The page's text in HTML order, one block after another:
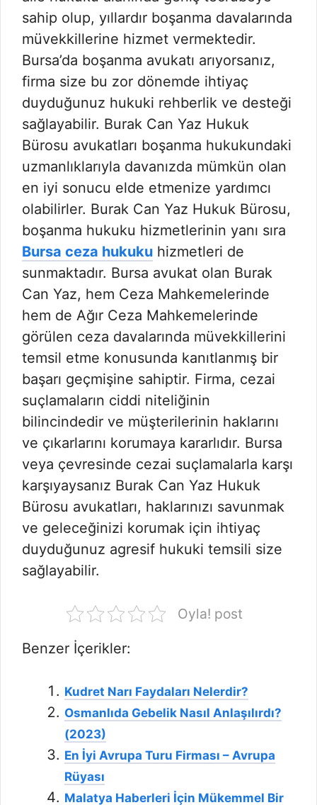
sahip olup, yıllardır boşanma davalarında
müvekkillerine hizmet vermektedir.
Bursa’da boşanma avukatı arıyorsanız,
firma size bu zor dönemde ihtiyaç
duyduğunuz hukuki rehberlik ve desteği
sağlayabilir. Burak Can Yaz Hukuk
Bürosu avukatları boşanma hukukundaki
uzmanlıklarıyla davanızda mümkün olan
en iyi sonucu elde etmenize yardımcı
olabilirler. Burak Can Yaz Hukuk Bürosu,
boşanma hukuku hizmetlerinin yanı sıra
Bursa ceza hukuku hizmetleri de
sunmaktadır. Bursa avukat olan Burak
Can Yaz, hem Ceza Mahkemelerinde
hem de Ağır Ceza Mahkemelerinde
görülen ceza davalarında müvekkillerini
temsil etme konusunda kanıtlanmış bir
başarı geçmişine sahiptir. Firma, cezai
suçlamaların ciddi niteliğinin
bilincindedir ve müşterilerinin haklarını
ve çıkarlarını korumaya kararlıdır. Bursa
veya çevresinde cezai suçlamalarla karşı
karşıyaysanız Burak Can Yaz Hukuk
Bürosu avukatları, haklarınızı savunmak
ve geleceğinizi korumak için ihtiyaç
duyduğunuz agresif hukuki temsili size
sağlayabilir.
Oyla! post
Benzer İçerikler:
Kudret Narı Faydaları Nelerdir?
Osmanlıda Gebelik Nasıl Anlaşılırdı?
(2023)
En İyi Avrupa Turu Firması – Avrupa
Rüyası
Malatya Haberleri İçin Mükemmel Bir